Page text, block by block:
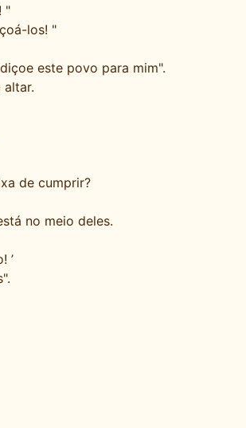
"
los! "
este povo para mim".
de cumprir?
no meio deles.
’